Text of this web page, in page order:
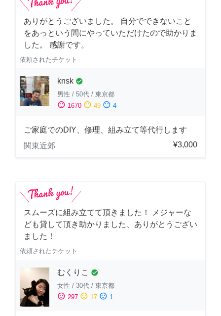
ありがとうございました。 自分でできないこと
をあっという間にやっていただけたので助かりま
した。 感謝です。
依頼されたチケット
knsk check_circle
男性 / 50代 / 東京都
sentiment_satisfied 1670 sentiment_neutral 49 sentiment_dissatisfied 4
ご家庭でのDIY、修理、組み立て等代行します
関東近郊
¥3,000
スムーズに組み立てて頂きました！ メジャーな
ども貸して頂き助かりました、ありがとうござい
ました！
依頼されたチケット
むくりこ check_circle
女性 / 30代 / 東京都
sentiment_satisfied 297 sentiment_neutral 17 sentiment_dissatisfied 1